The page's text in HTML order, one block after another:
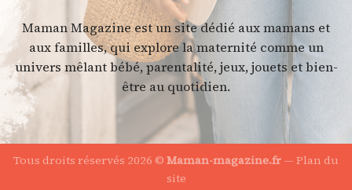
Maman Magazine est un site dédié aux mamans et
aux familles, qui explore la maternité comme un
univers mêlant bébé, parentalité, jeux, jouets et bien-
être au quotidien.
Tous droits réservés 2026 © Maman-magazine.fr — Plan du
site